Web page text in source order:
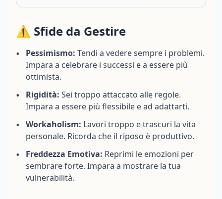
⚠️ Sfide da Gestire
• Pessimismo: Tendi a vedere sempre i problemi.
Impara a celebrare i successi e a essere più
ottimista.
• Rigidità: Sei troppo attaccato alle regole.
Impara a essere più flessibile e ad adattarti.
• Workaholism: Lavori troppo e trascuri la vita
personale. Ricorda che il riposo è produttivo.
• Freddezza Emotiva: Reprimi le emozioni per
sembrare forte. Impara a mostrare la tua
vulnerabilità.